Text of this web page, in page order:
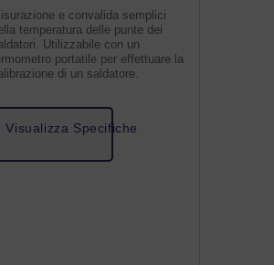
e convalida semplici
temperatura delle punte dei
Utilizzabile con un
portatile per effettuare la
di un saldatore.
Visualizza Specifiche